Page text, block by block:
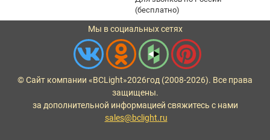
(бесплатно)
Мы в социальных сетях
© Сайт компании «BCLight»2026год (2008-2026). Все права
защищены.
за дополнительной информацией свяжитесь с нами
sales@bclight.ru